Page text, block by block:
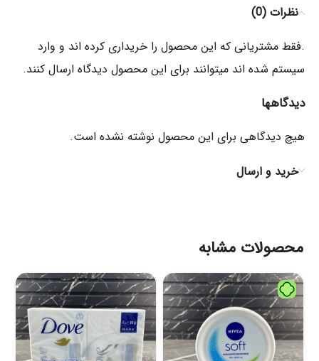
نظرات (0)
دیدگاهها
هیچ دیدگاهی برای این محصول نوشته نشده است.
.فقط مشتریانی که این محصول را خریداری کرده اند و وارد
سیستم شده اند میتوانند برای این محصول دیدگاه ارسال کنند.
خرید و ارسال
محصولات مشابه